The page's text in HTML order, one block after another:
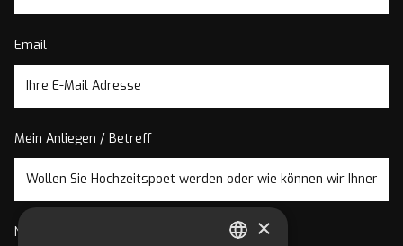
Email
Mein Anliegen / Betreff
Nachricht ×